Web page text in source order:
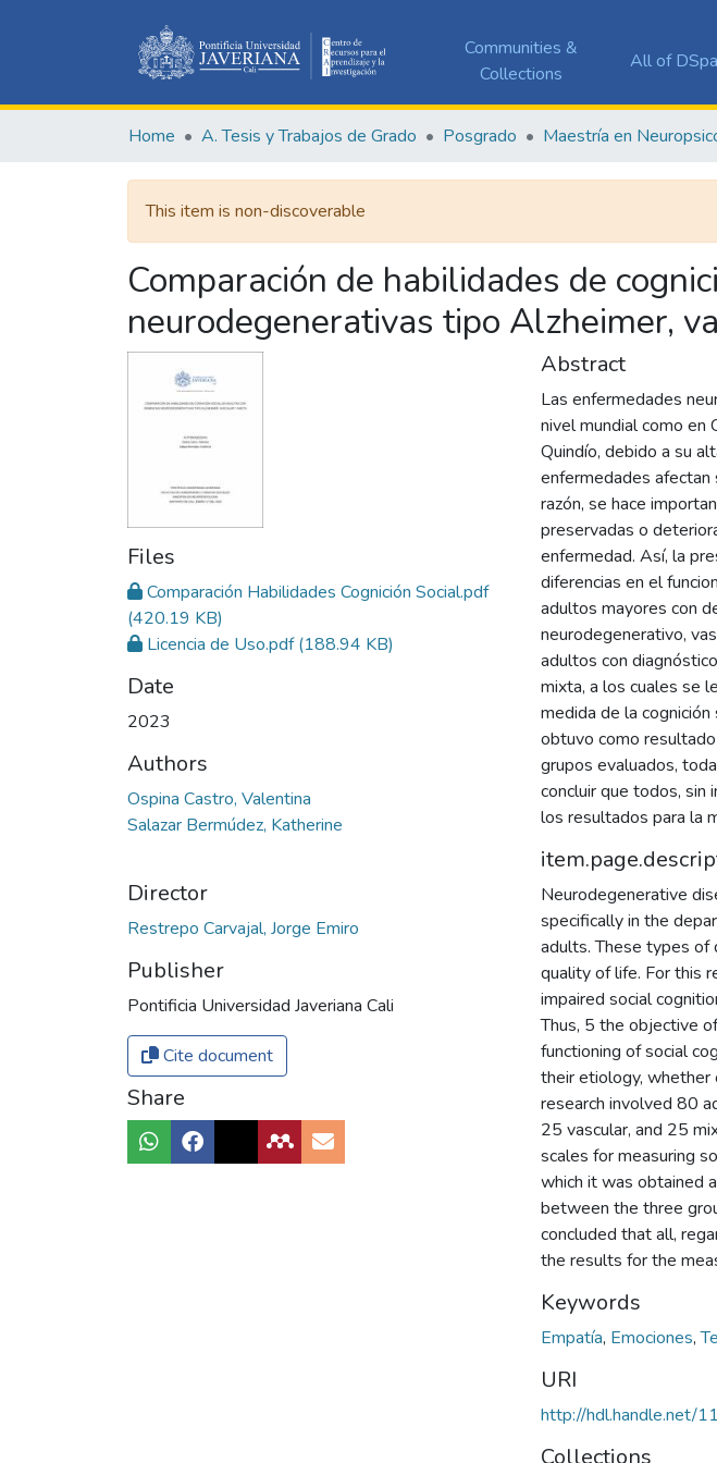
Communities &
Collections
All of
Home A. Tesis y Trabajos de Grado Posgrado
This item is non-discoverable
Comparación de habilidades de
neurodegenerativas tipo Alzheimer,
Files
Comparación Habilidades Cognición Social.pdf
(420.19 KB)
Licencia de Uso.pdf(188.94 KB)
Date
2023
Authors
Ospina Castro, Valentina
Salazar Bermúdez, Katherine
Director
Restrepo Carvajal, Jorge Emiro
Publisher
Pontificia Universidad Javeriana Cali
Cite document
Share
Abstract
Las enfermedades
nivel mundial como en
Quindío, debido a su
enfermedades afectan
razón, se hace
preservadas o
enfermedad. Así, la
diferencias en el
adultos mayores con
neurodegenerativo,
adultos con
mixta, a los cuales se
medida de la
obtuvo como
grupos evaluados,
concluir que todos, sin
los resultados para la
Neurodegenerative
specifically in the
adults. These types of
quality of life. For this
impaired social
Thus, 5 the objective
functioning of social
their etiology, whether
research involved 80
25 vascular, and 25
scales for measuring
which it was obtained
between the three
concluded that all,
the results for the
Keywords
Empatía, Emociones,
URI
http://hdl.handle.net/
Collections